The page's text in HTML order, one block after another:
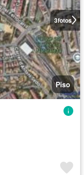
3fotos
Piso